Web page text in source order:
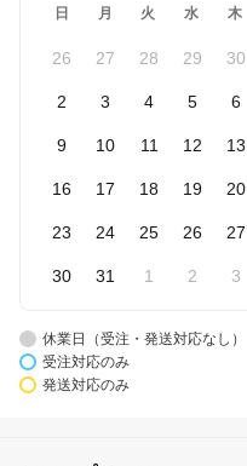
日 月 火 水 木
26 27 28 29 30
2 3 4 5 6
9 10 11 12 13
16 17 18 19 20
23 24 25 26 27
30 31 1 2 3
休業日（受注・発送対応なし）
受注対応のみ
発送対応のみ